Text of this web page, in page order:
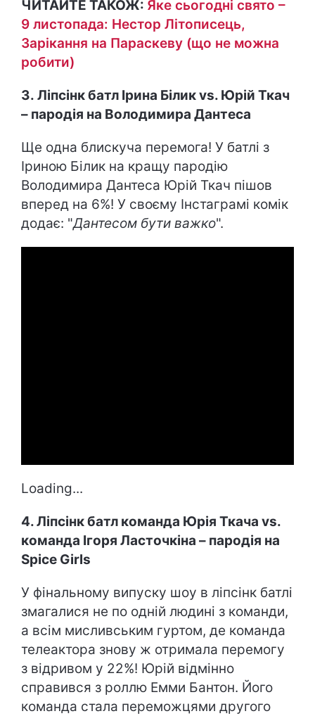
ЧИТАЙТЕ ТАКОЖ: Яке сьогодні свято –
9 листопада: Нестор Літописець,
Зарікання на Параскеву (що не можна
робити)
3. Ліпсінк батл Ірина Білик vs. Юрій Ткач
– пародія на Володимира Дантеса
Ще одна блискуча перемога! У батлі з
Іриною Білик на кращу пародію
Володимира Дантеса Юрій Ткач пішов
вперед на 6%! У своєму Інстаграмі комік
додає: "Дантесом бути важко".
Loading...
4. Ліпсінк батл команда Юрія Ткача vs.
команда Ігоря Ласточкіна – пародія на
Spice Girls
У фінальному випуску шоу в ліпсінк батлі
змагалися не по одній людині з команди,
а всім мисливським гуртом, де команда
телеактора знову ж отримала перемогу
з відривом у 22%! Юрій відмінно
справився з роллю Емми Бантон. Його
команда стала переможцями другого